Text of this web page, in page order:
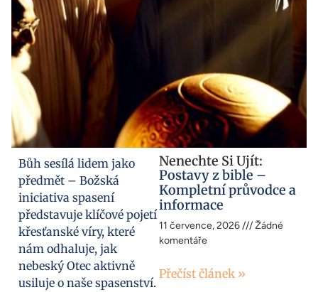
Bůh sesílá lidem jako
předmět – Božská
iniciativa spasení
představuje klíčové pojetí
křesťanské víry, které
nám odhaluje, jak
nebeský Otec aktivně
usiluje o naše spasenství.
Nenechte Si Ujít:
Postavy z bible –
Kompletní průvodce a
informace
11 července, 2026
Žádné
komentáře
Přečíst článek »